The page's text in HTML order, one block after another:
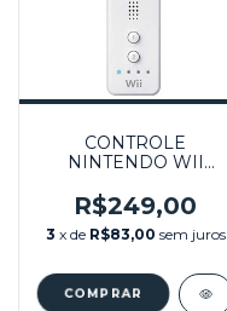
CONTROLE
NINTENDO WII
SEMINOVO - WII
R$249,00
3 x de R$83,00 sem juros